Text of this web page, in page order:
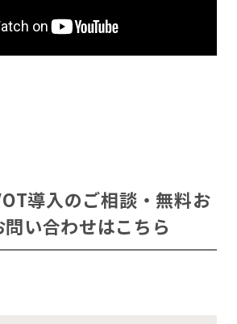
導入のご相談・無料お
い合わせはこちら